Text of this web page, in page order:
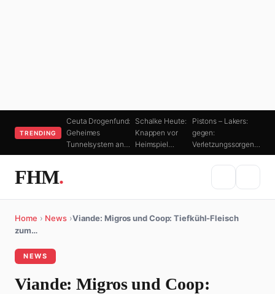
TRENDING
Ceuta Drogenfund:
Geheimes
Tunnelsystem an…
Schalke Heute:
Knappen vor
Heimspiel…
Pistons – Lakers:
gegen:
Verletzungssorgen…
FHM.
Home › News ›Viande: Migros und Coop: Tiefkühl-Fleisch
zum…
NEWS
Viande: Migros und Coop: